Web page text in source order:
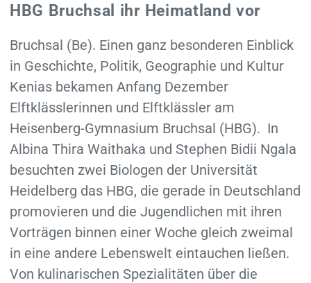
HBG Bruchsal ihr Heimatland vor
Bruchsal (Be). Einen ganz besonderen Einblick
in Geschichte, Politik, Geographie und Kultur
Kenias bekamen Anfang Dezember
Elftklässlerinnen und Elftklässler am
Heisenberg-Gymnasium Bruchsal (HBG). In
Albina Thira Waithaka und Stephen Bidii Ngala
besuchten zwei Biologen der Universität
Heidelberg das HBG, die gerade in Deutschland
promovieren und die Jugendlichen mit ihren
Vorträgen binnen einer Woche gleich zweimal
in eine andere Lebenswelt eintauchen ließen.
Von kulinarischen Spezialitäten über die